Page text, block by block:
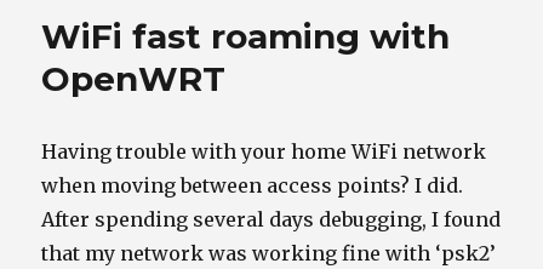
with
IPv6
WiFi fast roaming with
OpenWRT
Having trouble with your home WiFi network
when moving between access points? I did.
After spending several days debugging, I found
that my network was working fine with ‘psk2’